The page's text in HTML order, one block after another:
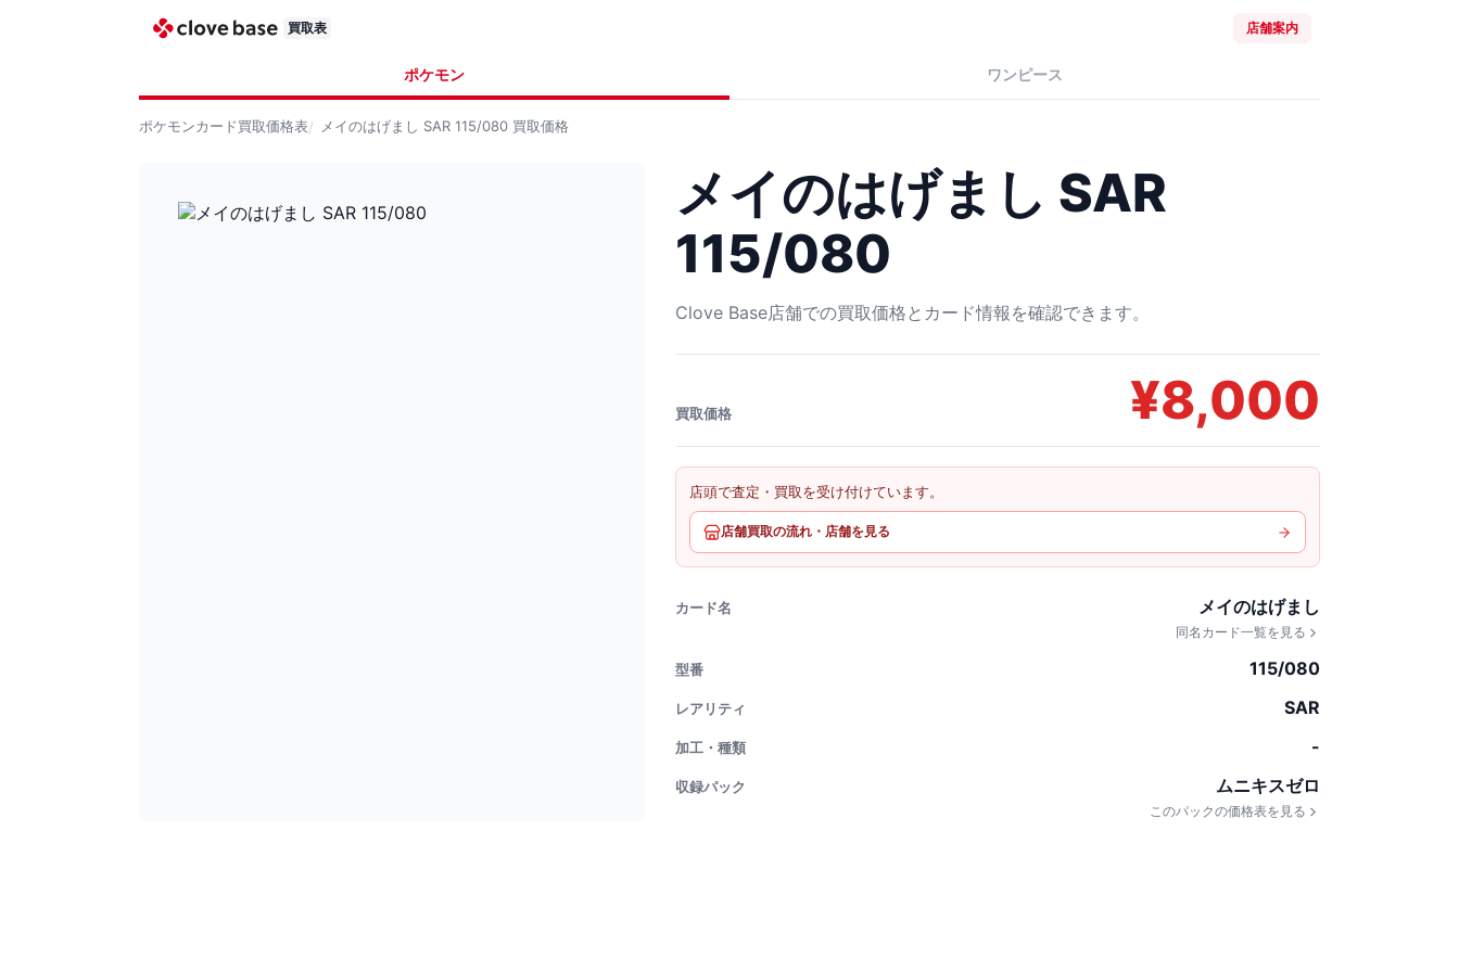
買取表 店舗案内
ポケモン ワンピース
ポケモンカード買取価格表 メイのはげまし SAR 115/080 買取価格
メイのはげまし SAR
115/080
Clove Base店舗での買取価格とカード情報を確認できます。
買取価格 ¥8,000
店頭で査定・買取を受け付けています。
店舗買取の流れ・店舗を見る
カード名 メイのはげまし
同名カード一覧を見る
型番 115/080
レアリティ SAR
加工・種類 -
収録パック ムニキスゼロ
このパックの価格表を見る